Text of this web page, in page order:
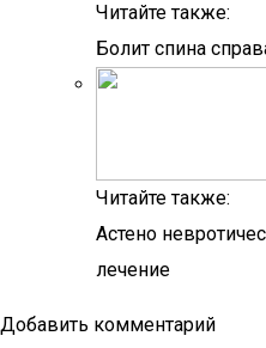
Читайте также:
Болит спина
Читайте также:
Астено
лечение
Добавить комментарий